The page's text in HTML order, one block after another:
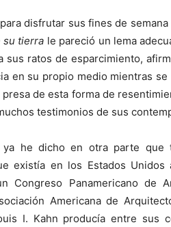
disfrutar sus fines de
su tierra le pareció un lema
sus ratos de esparcimiento,
en su propio medio mientras
de esta forma de
testimonios de sus
ya he dicho en otra parte que
existía en los Estados
Congreso Panamericano de
Americana de
I. Kahn producía entre sus